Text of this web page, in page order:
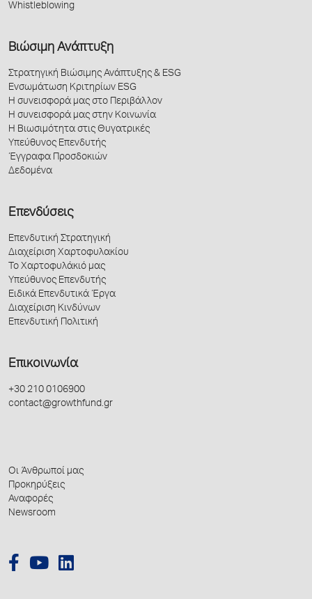
Whistleblowing
Βιώσιμη Ανάπτυξη
Στρατηγική Βιώσιμης Ανάπτυξης & ESG
Ενσωμάτωση Κριτηρίων ESG
Η συνεισφορά μας στο Περιβάλλον
Η συνεισφορά μας στην Κοινωνία
Η Βιωσιμότητα στις Θυγατρικές
Υπεύθυνος Επενδυτής
Έγγραφα Προσδοκιών
Δεδομένα
Επενδύσεις
Επενδυτική Στρατηγική
Διαχείριση Χαρτοφυλακίου
Το Χαρτοφυλάκιό μας
Υπεύθυνος Επενδυτής
Ειδικά Επενδυτικά Έργα
Διαχείριση Κινδύνων
Επενδυτική Πολιτική
Επικοινωνία
+30 210 0106900
contact@growthfund.gr
Οι Άνθρωποί μας
Προκηρύξεις
Αναφορές
Newsroom